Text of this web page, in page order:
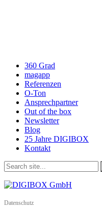
360 Grad
magapp
Referenzen
O-Ton
Ansprechpartner
Out of the box
Newsletter
Blog
25 Jahre DIGIBOX
Kontakt
Datenschutz